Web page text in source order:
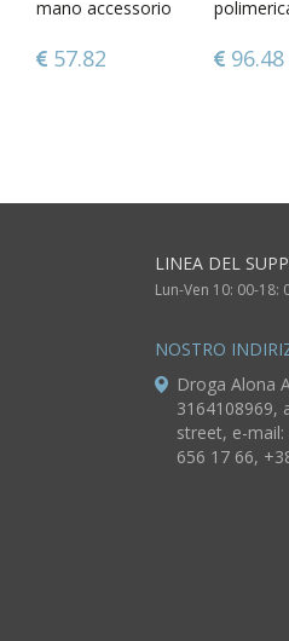
intrecciata fatta a
fili beige
accessori donna
59.29
a mano
40.69
mano accessorio
polimerica
bigiotteria da
57.82
originale
accessori
96.48
LINEA DEL
Lun-Ven 10: 00-18:
NOSTRO
Droga Alona
3164108969,
street, e-mail:
656 17 66,